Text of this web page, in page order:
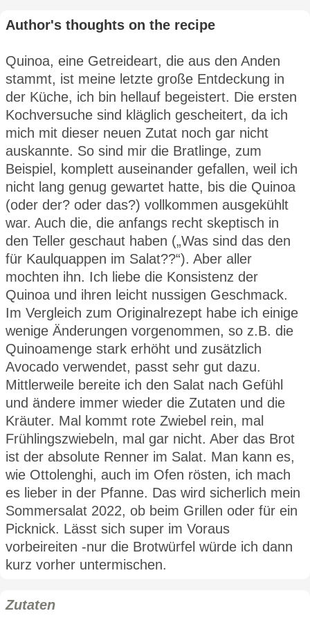
Author's thoughts on the recipe
Quinoa, eine Getreideart, die aus den Anden
stammt, ist meine letzte große Entdeckung in
der Küche, ich bin hellauf begeistert. Die ersten
Kochversuche sind kläglich gescheitert, da ich
mich mit dieser neuen Zutat noch gar nicht
auskannte. So sind mir die Bratlinge, zum
Beispiel, komplett auseinander gefallen, weil ich
nicht lang genug gewartet hatte, bis die Quinoa
(oder der? oder das?) vollkommen ausgekühlt
war. Auch die, die anfangs recht skeptisch in
den Teller geschaut haben („Was sind das den
für Kaulquappen im Salat??“). Aber aller
mochten ihn. Ich liebe die Konsistenz der
Quinoa und ihren leicht nussigen Geschmack.
Im Vergleich zum Originalrezept habe ich einige
wenige Änderungen vorgenommen, so z.B. die
Quinoamenge stark erhöht und zusätzlich
Avocado verwendet, passt sehr gut dazu.
Mittlerweile bereite ich den Salat nach Gefühl
und ändere immer wieder die Zutaten und die
Kräuter. Mal kommt rote Zwiebel rein, mal
Frühlingszwiebeln, mal gar nicht. Aber das Brot
ist der absolute Renner im Salat. Man kann es,
wie Ottolenghi, auch im Ofen rösten, ich mach
es lieber in der Pfanne. Das wird sicherlich mein
Sommersalat 2022, ob beim Grillen oder für ein
Picknick. Lässt sich super im Voraus
vorbeireiten -nur die Brotwürfel würde ich dann
kurz vorher untermischen.
Zutaten